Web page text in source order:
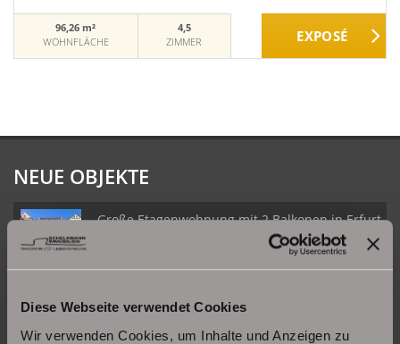
Diese Webseite verwendet Cookies
Wir verwenden Cookies, um Inhalte und Anzeigen zu
96,26 m²
WOHNFLÄCHE
4,5
ZIMMER
NEUE OBJEKTE
Große Etagenwohnung mit 2 Balkonen in Erfurt
Schöne Erdgeschosswohnung mit Balkon in
Erfurt Daberstedt